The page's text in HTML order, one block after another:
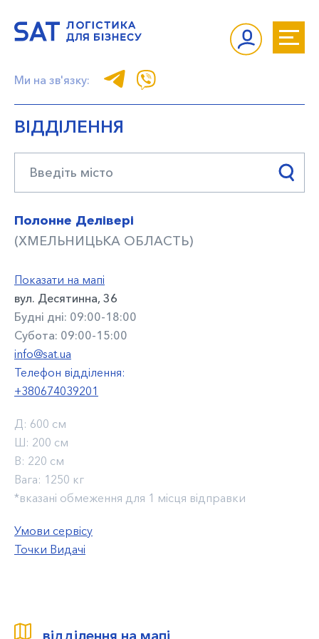
Ми на зв'язку:
ВІДДІЛЕННЯ
Полонне Делівері
(ХМЕЛЬНИЦЬКА ОБЛАСТЬ)
Показати на мапі
вул. Десятинна, 36
Будні дні: 09:00-18:00
Субота: 09:00-15:00
info@sat.ua
Телефон відділення:
+380674039201
Д: 600 см
Ш: 200 см
В: 220 см
Вага: 1250 кг
*вказані обмеження для 1 місця відправки
Умови сервісу
Точки Видачі
відділення на мапі